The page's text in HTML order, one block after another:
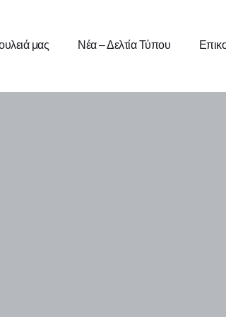
μας Νέα – Δελτία Τύπου